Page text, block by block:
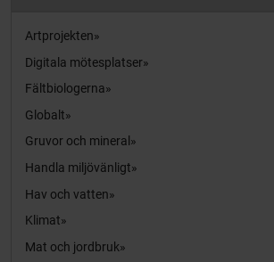
Artprojekten
Digitala mötesplatser
Fältbiologerna
Globalt
Gruvor och mineral
Handla miljövänligt
Hav och vatten
Klimat
Mat och jordbruk